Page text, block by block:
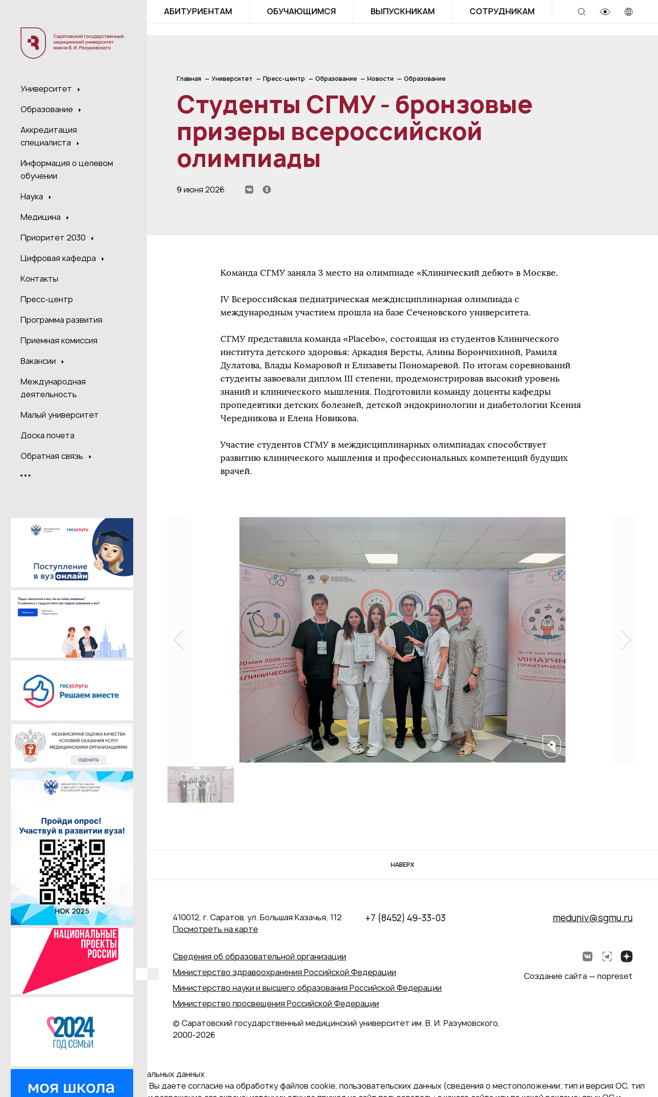
Университет
Образование
Аккредитация
специалиста
Информация о целевом
обучении
Наука
Медицина
Приоритет 2030
Цифровая кафедра
Контакты
Пресс-центр
Программа развития
Приемная комиссия
Вакансии
Международная
деятельность
Малый университет
Доска почета
Обратная связь
АБИТУРИЕНТАМ ОБУЧАЮЩИМСЯ ВЫПУСКНИКАМ СОТРУДНИКАМ
Главная Университет Пресс-центр Образование Новости Образование
Студенты СГМУ - бронзовые
призеры всероссийской
олимпиады
9 июня 2026
Команда СГМУ заняла 3 место на олимпиаде «Клинический дебют» в Москве.
IV Всероссийская педиатрическая междисциплинарная олимпиада с
международным участием прошла на базе Сеченовского университета.
СГМУ представила команда «Placebo», состоящая из студентов Клинического
института детского здоровья: Аркадия Версты, Алины Ворончихиной, Рамиля
Дулатова, Влады Комаровой и Елизаветы Пономаревой. По итогам соревнований
студенты завоевали диплом III степени, продемонстрировав высокий уровень
знаний и клинического мышления. Подготовили команду доценты кафедры
пропедевтики детских болезней, детской эндокринологии и диабетологии Ксения
Чередникова и Елена Новикова.
Участие студентов СГМУ в междисциплинарных олимпиадах способствует
развитию клинического мышления и профессиональных компетенций будущих
врачей.
НАВЕРХ
410012, г. Саратов, ул. Большая Казачья, 112
Посмотреть на карте
+7 (8452) 49-33-03 meduniv@sgmu.ru
Сведения об образовательной организации
Министерство здравоохранения Российской Федерации
Министерство науки и высшего образования Российской Федерации
Министерство просвещения Российской Федерации
© Саратовский государственный медицинский университет им. В. И. Разумовского,
2000‑2026
Создание сайта — nopreset
Даю согласие на обработку персональных данных
Продолжая использовать наш сайт, Вы даете согласие на обработку файлов cookie, пользовательских данных (сведения о местоположении; тип и версия ОС, тип